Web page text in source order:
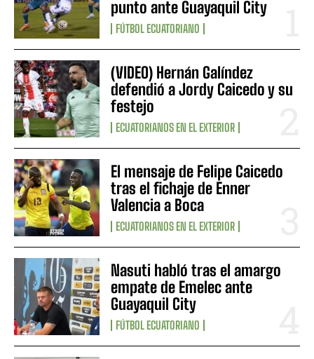
punto ante Guayaquil City
FÚTBOL ECUATORIANO
(VIDEO) Hernán Galíndez
defendió a Jordy Caicedo y su
festejo
ECUATORIANOS EN EL EXTERIOR
El mensaje de Felipe Caicedo
tras el fichaje de Enner
Valencia a Boca
ECUATORIANOS EN EL EXTERIOR
Nasuti habló tras el amargo
empate de Emelec ante
Guayaquil City
FÚTBOL ECUATORIANO